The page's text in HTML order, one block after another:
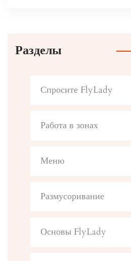
Разделы
Спросите FlyLady
Работа в зонах
Меню
Размусоривание
Основы FlyLady